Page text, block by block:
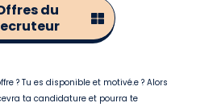
du
? Tu es disponible et motivé.e ? Alors
ta candidature et pourra te